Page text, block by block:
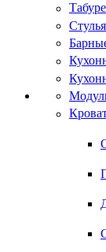
Стулья